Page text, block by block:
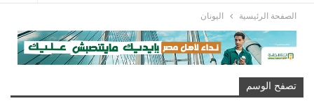
الصفحة الرئيسية اليونان
تصفح الوسم